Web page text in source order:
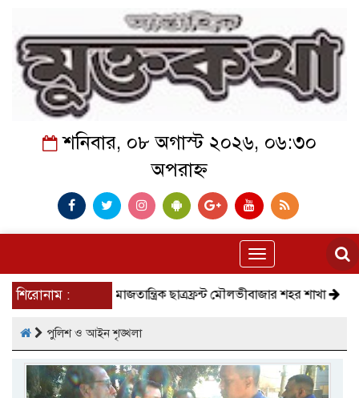
শনিবার, ০৮ অগাস্ট ২০২৬, ০৬:৩০
অপরাহ্ন
Toggle
navigation
শিরোনাম :সমাজতান্ত্রিক ছাত্রফ্রন্ট মৌলভীবাজার শহর শাখা কেমন আছে
পুলিশ ও আইন শৃঙ্খলা